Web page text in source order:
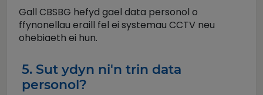
Gall CBSBG hefyd gael data personol o
ffynonellau eraill fel ei systemau CCTV neu
ohebiaeth ei hun.
5. Sut ydyn ni'n trin data
personol?